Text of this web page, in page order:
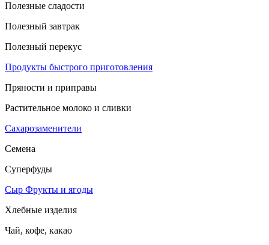
Полезные сладости
Полезный завтрак
Полезный перекус
Продукты быстрого приготовления
Пряности и приправы
Растительное молоко и сливки
Сахарозаменители
Семена
Суперфуды
Сыр Фрукты и ягоды
Хлебные изделия
Чай, кофе, какао